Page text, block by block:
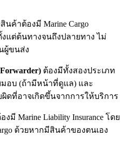
นค้าต้องมี Marine Cargo
งแต่ต้นทางจนถึงปลายทาง ไม่
ผู้ขนส่ง
ต้องมีทั้งสองประเภท
อบ (ถ้ามีหน้าที่ดูแล) และ
ดที่อาจเกิดขึ้นจากการให้บริการ
งมี Marine Liability Insurance โดย
ด้วยหากมีสินค้าของตนเอง